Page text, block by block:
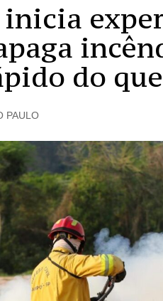
inicia
do
PAULO